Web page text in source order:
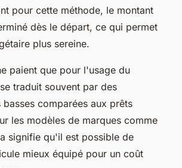
pour cette méthode, le montant
dès le départ, ce qui permet
plus sereine.
paient que pour l'usage du
traduit souvent par des
basses comparées aux prêts
les modèles de marques comme
signifie qu'il est possible de
mieux équipé pour un coût